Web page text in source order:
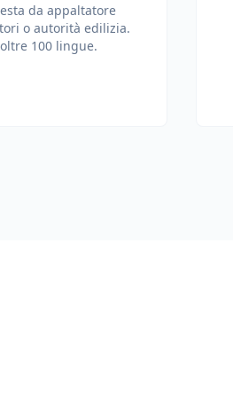
da appaltatore
o autorità edilizia.
100 lingue.